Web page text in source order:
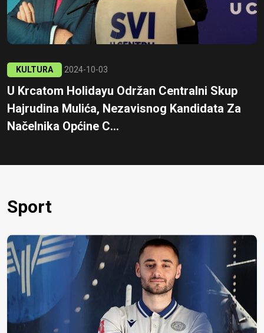
KULTURA 2024-10-03
U Krcatom Holidayu Održan Centralni Skup
Hajrudina Mulića, Nezavisnog Kandidata Za
Načelnika Općine C...
Sport